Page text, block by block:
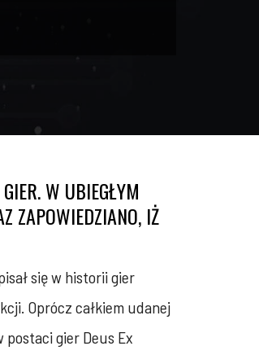
W UBIEGŁYM
ZAPOWIEDZIANO, IŻ
się w historii gier
Oprócz całkiem udanej
gier Deus Ex